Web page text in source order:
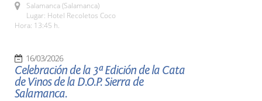
Salamanca (Salamanca)
Lugar: Hotel Recoletos Coco
Hora: 13:45 h.
16/03/2026
Celebración de la 3ª Edición de la Cata
de Vinos de la D.O.P. Sierra de
Salamanca.